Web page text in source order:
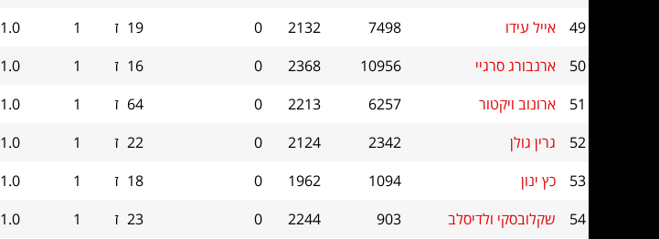
49
אייל עידו 7498
2132
0
19 ז 1
1.0
50
ארנבורג סרגיי 10956
2368
0
16 ז 1
1.0
51
ארונוב ויקטור 6257
2213
0
64 ז 1
1.0
52
גרין גולן 2342
2124
0
22 ז 1
1.0
53
כץ ינון 1094
1962
0
18 ז 1
1.0
54
שקלובסקי ולדיסלב 903
2244
0
23 ז 1
1.0